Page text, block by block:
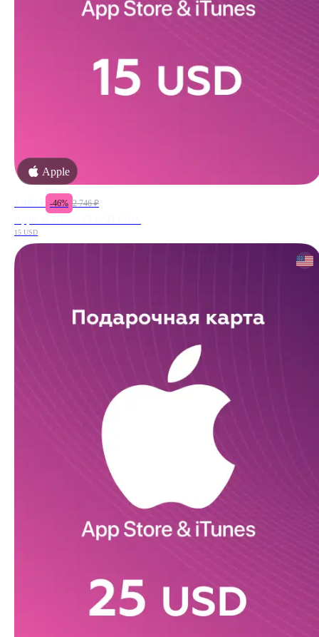
Apple
-46% 2 746 ₽
15 USD